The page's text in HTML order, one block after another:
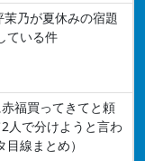
茉乃が夏休みの宿題
ている件
福買ってきてと頼
人で分けようと言わ
線まとめ）